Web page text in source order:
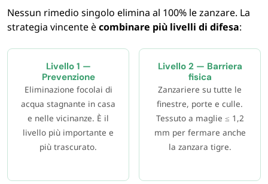
Nessun rimedio singolo elimina al 100% le zanzare. La
strategia vincente ècombinare più livelli di difesa:
Livello 1 —
Prevenzione
Eliminazione focolai di
acqua stagnante in casa
e nelle vicinanze. È il
livello più importante e
più trascurato.
Livello 2 — Barriera
fisica
Zanzariere su tutte le
finestre, porte e culle.
Tessuto a maglie ≤ 1,2
mm per fermare anche
la zanzara tigre.